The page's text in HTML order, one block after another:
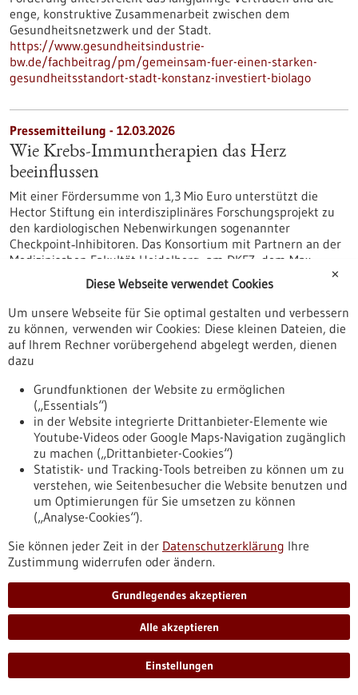
enge, konstruktive Zusammenarbeit zwischen dem
Gesundheitsnetzwerk und der Stadt.
https://www.gesundheitsindustrie-
bw.de/fachbeitrag/pm/gemeinsam-fuer-einen-starken-
gesundheitsstandort-stadt-konstanz-investiert-biolago
Pressemitteilung - 12.03.2026
Wie Krebs-Immuntherapien das Herz
beeinflussen
Mit einer Fördersumme von 1,3 Mio Euro unterstützt die
Hector Stiftung ein interdisziplinäres Forschungsprojekt zu
den kardiologischen Nebenwirkungen sogenannter
Checkpoint‑Inhibitoren. Das Konsortium mit Partnern an der
Medizinischen Fakultät Heidelberg, am DKFZ, dem Max-
Delbrück Zentrum in Berlin und dem Universitätsklinikum
Schleswig-Holstein untersucht, warum diese
Krebstherapeutika das Risiko für die Koronare Herzkrankheit
erhöhen können.
https://www.gesundheitsindustrie-
bw.de/fachbeitrag/pm/wie-krebs-immuntherapien-das-herz-
Pressemitteilung - 12.03.2026
Hirnerkrankungen: Manche Nervenzellen
sind für ALS und FTD besonders anfällig
Amyotrophe Lateralsklerose (ALS) und Frontotemporale
Demenz (FTD) gehören zu einem Spektrum
neurodegenerativer Erkrankungen mit überlappender
Symptomatik. Eine Gemeinsamkeit auf molekularer Ebene:
Ein Protein namens TDP-43 ballt sich in den Nervenzellen des
Gehirns zu winzig kleinen Klumpen. Forschende haben mit
Fachleuten aus dem Ausland nun festgestellt, dass diese
krankhaften Veränderungen vorwiegend bestimmte Zellen
betreffen.
https://www.gesundheitsindustrie-
bw.de/fachbeitrag/pm/hirnerkrankungen-manche-
nervenzellen-sind-fuer-als-und-ftd-besonders-anfaellig
✕
Diese Webseite verwendet Cookies
Um unsere Webseite für Sie optimal gestalten und verbessern
zu können, verwenden wir Cookies: Diese kleinen Dateien, die
auf Ihrem Rechner vorübergehend abgelegt werden, dienen
dazu
Grundfunktionen der Website zu ermöglichen
(„Essentials“)
in der Website integrierte Drittanbieter-Elemente wie
Youtube-Videos oder Google Maps-Navigation zugänglich
zu machen („Drittanbieter-Cookies“)
Statistik- und Tracking-Tools betreiben zu können um zu
verstehen, wie Seitenbesucher die Website benutzen und
um Optimierungen für Sie umsetzen zu können
(„Analyse-Cookies“).
Sie können jeder Zeit in der Datenschutzerklärung Ihre
Zustimmung widerrufen oder ändern.
Grundlegendes akzeptieren
Alle akzeptieren
Einstellungen